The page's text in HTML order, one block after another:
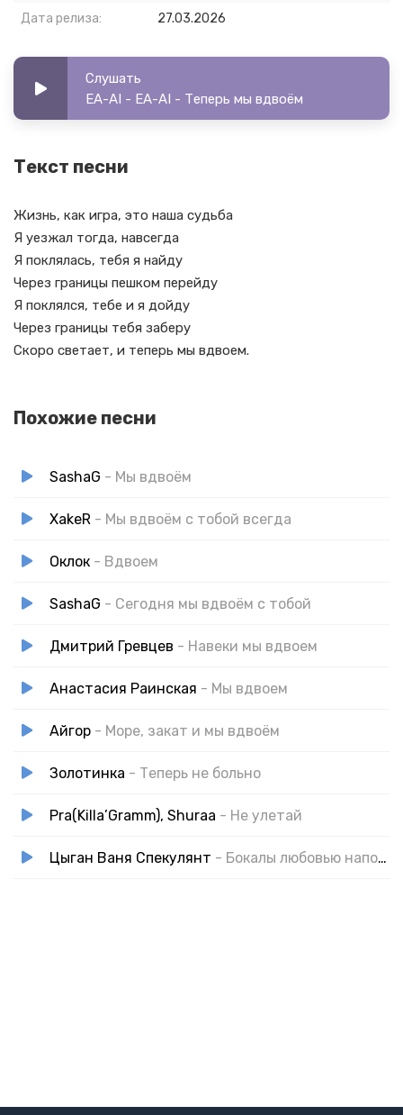
Дата релиза:
27.03.2026
Слушать
EA-AI - EA-AI - Теперь мы вдвоём
Текст песни
Жизнь, как игра, это наша судьба
Я уезжал тогда, навсегда
Я поклялась, тебя я найду
Через границы пешком перейду
Я поклялся, тебе и я дойду
Через границы тебя заберу
Скоро светает, и теперь мы вдвоем.
Похожие песни
SashaG - Мы вдвоём
XakeR - Мы вдвоём с тобой всегда
Оклок - Вдвоем
SashaG - Сегодня мы вдвоём с тобой
Дмитрий Гревцев - Навеки мы вдвоем
Анастасия Раинская - Мы вдвоем
Айгор - Море, закат и мы вдвоём
Золотинка - Теперь не больно
Pra(Killa’Gramm), Shuraa - Не улетай
Цыган Ваня Спекулянт - Бокалы любовью наполним вдвоём